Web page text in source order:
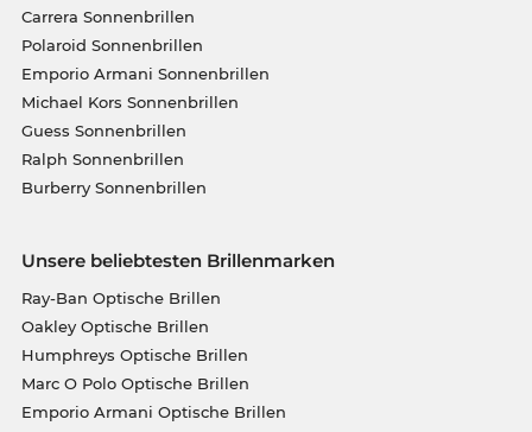
Carrera Sonnenbrillen
Polaroid Sonnenbrillen
Emporio Armani Sonnenbrillen
Michael Kors Sonnenbrillen
Guess Sonnenbrillen
Ralph Sonnenbrillen
Burberry Sonnenbrillen
Unsere beliebtesten Brillenmarken
Ray-Ban Optische Brillen
Oakley Optische Brillen
Humphreys Optische Brillen
Marc O Polo Optische Brillen
Emporio Armani Optische Brillen